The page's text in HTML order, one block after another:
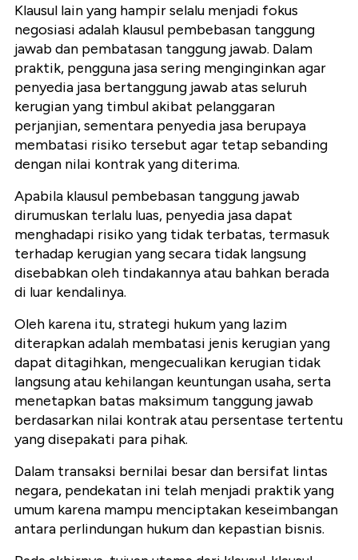
Klausul lain yang hampir selalu menjadi fokus
negosiasi adalah klausul pembebasan tanggung
jawab dan pembatasan tanggung jawab. Dalam
praktik, pengguna jasa sering menginginkan agar
penyedia jasa bertanggung jawab atas seluruh
kerugian yang timbul akibat pelanggaran
perjanjian, sementara penyedia jasa berupaya
membatasi risiko tersebut agar tetap sebanding
dengan nilai kontrak yang diterima.
Apabila klausul pembebasan tanggung jawab
dirumuskan terlalu luas, penyedia jasa dapat
menghadapi risiko yang tidak terbatas, termasuk
terhadap kerugian yang secara tidak langsung
disebabkan oleh tindakannya atau bahkan berada
di luar kendalinya.
Oleh karena itu, strategi hukum yang lazim
diterapkan adalah membatasi jenis kerugian yang
dapat ditagihkan, mengecualikan kerugian tidak
langsung atau kehilangan keuntungan usaha, serta
menetapkan batas maksimum tanggung jawab
berdasarkan nilai kontrak atau persentase tertentu
yang disepakati para pihak.
Dalam transaksi bernilai besar dan bersifat lintas
negara, pendekatan ini telah menjadi praktik yang
umum karena mampu menciptakan keseimbangan
antara perlindungan hukum dan kepastian bisnis.